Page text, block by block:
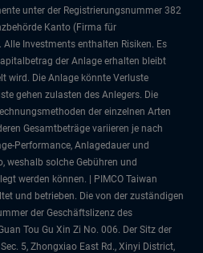
unter der Registrierungsnummer 382
Kanto (Firma für
Investments enthalten Risiken. Es
der Anlage erhalten bleibt
wird. Die Anlage könnte Verluste
gehen zulasten des Anlegers. Die
der einzelnen Arten
Gesamtbeträge variieren je nach
Performance, Anlagedauer und
weshalb solche Gebühren und
werden können. | PIMCO Taiwan
und betrieben. Die von der zuständigen
der Geschäftslizenz des
Tou Gu Xin Zi No. 006. Der Sitz der
5, Zhongxiao East Rd., Xinyi District,